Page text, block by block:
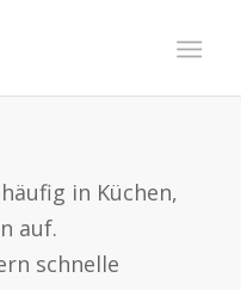
in Küchen,
auf.
schnelle